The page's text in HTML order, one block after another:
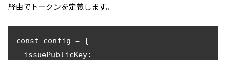
経由でトークンを定義します。
const config = {
issuePublicKey: